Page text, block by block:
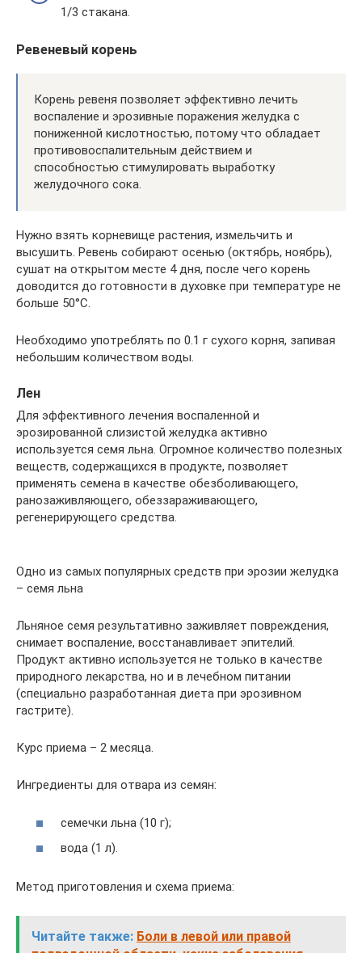
1/3 стакана.
Ревеневый корень
Корень ревеня позволяет эффективно лечить
воспаление и эрозивные поражения желудка с
пониженной кислотностью, потому что обладает
противовоспалительным действием и
способностью стимулировать выработку
желудочного сока.
Нужно взять корневище растения, измельчить и
высушить. Ревень собирают осенью (октябрь, ноябрь),
сушат на открытом месте 4 дня, после чего корень
доводится до готовности в духовке при температуре не
больше 50°C.
Необходимо употреблять по 0.1 г сухого корня, запивая
небольшим количеством воды.
Лен
Для эффективного лечения воспаленной и
эрозированной слизистой желудка активно
используется семя льна. Огромное количество полезных
веществ, содержащихся в продукте, позволяет
применять семена в качестве обезболивающего,
ранозаживляющего, обеззараживающего,
регенерирующего средства.
Одно из самых популярных средств при эрозии желудка
– семя льна
Льняное семя результативно заживляет повреждения,
снимает воспаление, восстанавливает эпителий.
Продукт активно используется не только в качестве
природного лекарства, но и в лечебном питании
(специально разработанная диета при эрозивном
гастрите).
Курс приема – 2 месяца.
Ингредиенты для отвара из семян:
семечки льна (10 г);
вода (1 л).
Метод приготовления и схема приема:
Читайте также: Боли в левой или правой